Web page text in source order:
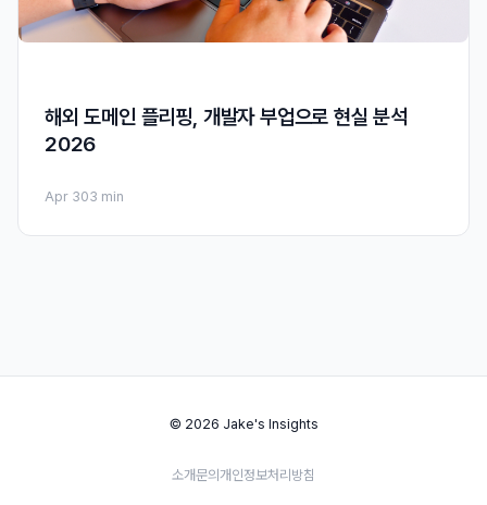
해외 도메인 플리핑, 개발자 부업으로 현실 분석
2026
Apr 303 min
© 2026 Jake's Insights
소개문의개인정보처리방침